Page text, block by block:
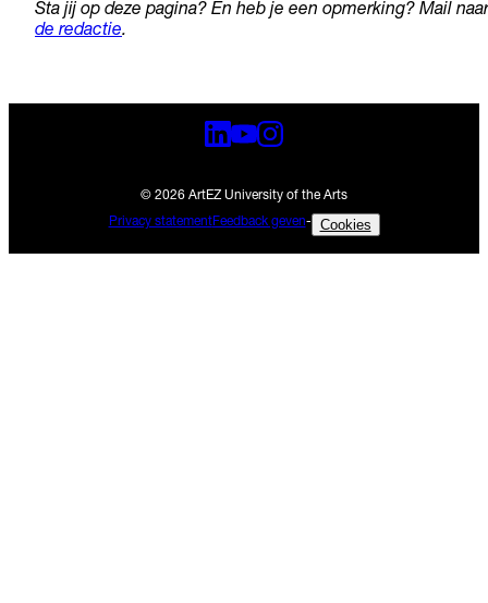
Sta jij op deze pagina? En heb je een opmerking? Mail naar
de redactie.
© 2026 ArtEZ University of the Arts
Privacy statementFeedback geven- Cookies